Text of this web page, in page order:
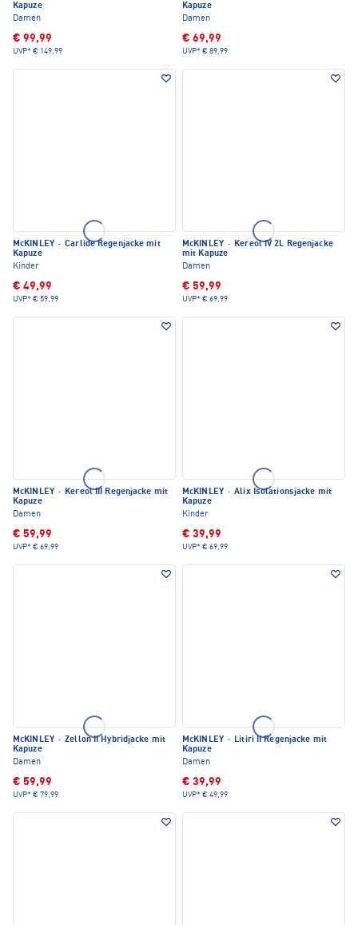
Kapuze
Damen
€ 99,99
UVP* € 149,99
Kapuze
Damen
€ 69,99
UVP* € 89,99
McKINLEY · Carlide Regenjacke mit
Kapuze
Kinder
€ 49,99
UVP* € 59,99
McKINLEY · Kereol IV 2L Regenjacke
mit Kapuze
Damen
€ 59,99
UVP* € 69,99
McKINLEY · Kereol III Regenjacke mit
Kapuze
Damen
€ 59,99
UVP* € 69,99
McKINLEY · Alix Isolationsjacke mit
Kapuze
Kinder
€ 39,99
UVP* € 69,99
McKINLEY · Zellon II Hybridjacke mit
Kapuze
Damen
€ 59,99
UVP* € 79,99
McKINLEY · Litiri II Regenjacke mit
Kapuze
Damen
€ 39,99
UVP* € 49,99